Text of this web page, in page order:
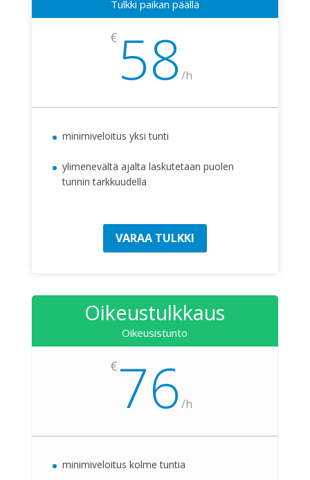
Tulkki paikan päällä
€ 58 /h
minimiveloitus yksi tunti
ylimenevältä ajalta laskutetaan puolen
tunnin tarkkuudella
VARAA TULKKI
Oikeustulkkaus
Oikeusistunto
€ 76 /h
minimiveloitus kolme tuntia